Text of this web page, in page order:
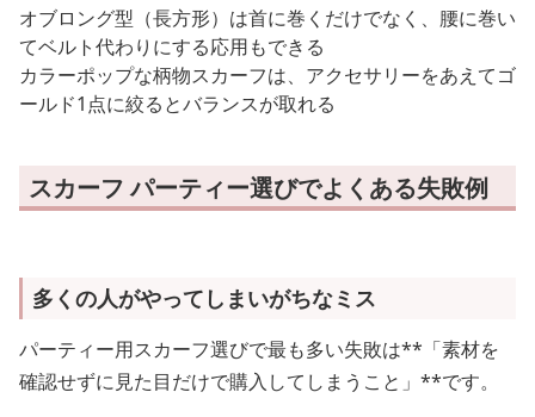
オブロング型（長方形）は首に巻くだけでなく、腰に巻い
てベルト代わりにする応用もできる
カラーポップな柄物スカーフは、アクセサリーをあえてゴ
ールド1点に絞るとバランスが取れる
スカーフ パーティー選びでよくある失敗例
多くの人がやってしまいがちなミス
パーティー用スカーフ選びで最も多い失敗は**「素材を
確認せずに見た目だけで購入してしまうこと」**です。